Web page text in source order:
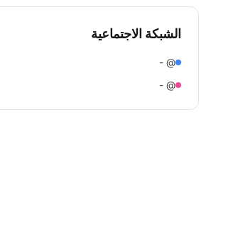
الشبكة الاجتماعية
@ -
@ -